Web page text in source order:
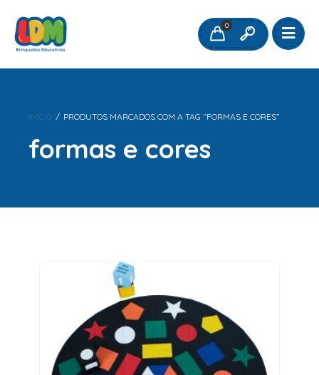
0
INÍCIO / PRODUTOS MARCADOS COM A TAG “FORMAS E CORES”
formas e cores